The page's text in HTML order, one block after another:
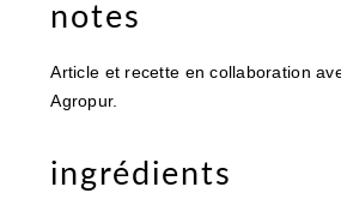
notes
Article et recette en collaboration
Agropur.
ingrédients